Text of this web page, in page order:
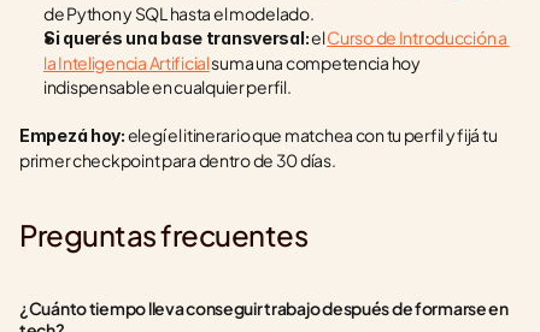
de Python y SQL hasta el modelado.
Si querés una base transversal: el Curso de Introducción a
la Inteligencia Artificial suma una competencia hoy
indispensable en cualquier perfil.
Empezá hoy: elegí el itinerario que matchea con tu perfil y fijá tu
primer checkpoint para dentro de 30 días.
Preguntas frecuentes
¿Cuánto tiempo lleva conseguir trabajo después de formarse en